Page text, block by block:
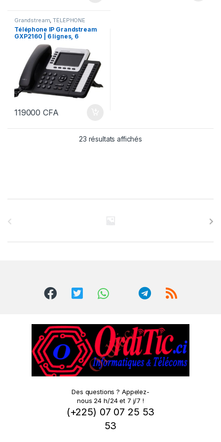
Grandstream,TÉLÉPHONE
MOBILE & IP ,Téléphonie
d'entreprise
Téléphone IP Grandstream
GXP2160 | 6 lignes, 6
comptes SIP
119000CFA
23 résultats affichés
Des questions ? Appelez-
nous 24 h/24 et 7 j/7 !
(+225) 07 07 25 53
53